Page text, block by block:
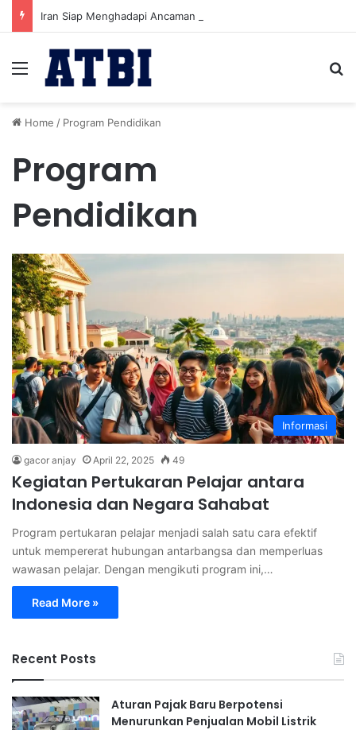
Menu
Home / Program Pendidikan
Program
Pendidikan
Informasi
gacor anjay April 22, 2025 49
Kegiatan Pertukaran Pelajar antara
Indonesia dan Negara Sahabat
Program pertukaran pelajar menjadi salah satu cara efektif
untuk mempererat hubungan antarbangsa dan memperluas
wawasan pelajar. Dengan mengikuti program ini,…
Read More »
Recent Posts
Aturan Pajak Baru Berpotensi
Menurunkan Penjualan Mobil Listrik